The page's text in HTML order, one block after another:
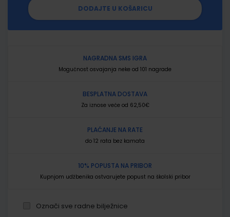
DODAJTE U KOŠARICU
NAGRADNA SMS IGRA
Mogućnost osvajanja neke od 101 nagrade
BESPLATNA DOSTAVA
Za iznose veće od 62,50€
PLAĆANJE NA RATE
do 12 rata bez kamata
10% POPUSTA NA PRIBOR
Kupnjom udžbenika ostvarujete popust na školski pribor
Označi sve radne bilježnice